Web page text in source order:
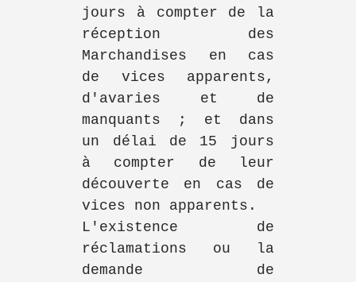
jours à compter de la
réception des
Marchandises en cas
de vices apparents,
d'avaries et de
manquants ; et dans
un délai de 15 jours
à compter de leur
découverte en cas de
vices non apparents.
L'existence de
réclamations ou la
demande de